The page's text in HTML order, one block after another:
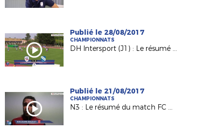
Publié le 28/08/2017
CHAMPIONNATS
DH Intersport (J1) : Le résumé de FC Rezé / AS La Châtaigneraie (1-2)
Publié le 21/08/2017
CHAMPIONNATS
N3 : Le résumé du match FC Challans / Voltigeurs de Châteaubriant